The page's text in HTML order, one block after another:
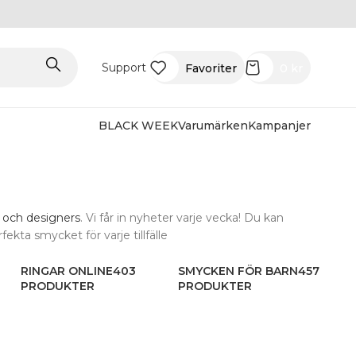
Support Favoriter
BLACK WEEKVarumärkenKampanjer
designers. Vi får in nyheter varje vecka! Du kan
smycket för varje tillfälle
RINGAR ONLINE403
PRODUKTER
SMYCKEN FÖR BARN457
PRODUKTER